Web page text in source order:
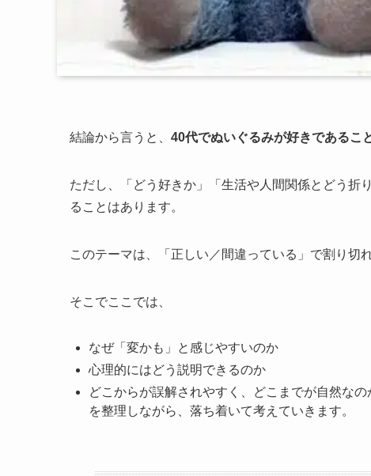
結論から言うと、 40代でぬいぐるみが好きであるこ
ただし、「どう好きか」「生活や人間関係とどう折
ることはあります。
このテーマは、「正しい／間違っている」で割り切
そこでここでは、
なぜ「変かも」と感じやすいのか
心理的にはどう説明できるのか
どこからが誤解されやすく、どこまでが自然なの
を整理しながら、落ち着いて考えていきます。